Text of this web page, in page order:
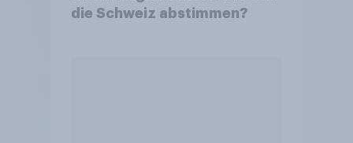
die Schweiz abstimmen?